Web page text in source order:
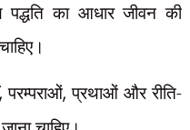
पद्धति का आधार जीवन की
,परम्पराओं,प्रथाओं और रीति-